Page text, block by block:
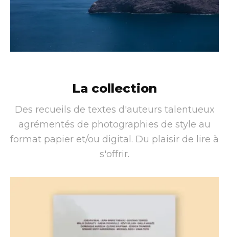
La collection
Des recueils de textes d'auteurs talentueux
agrémentés de photographies de style au
format papier et/ou digital. Du plaisir de lire à
s'offrir.